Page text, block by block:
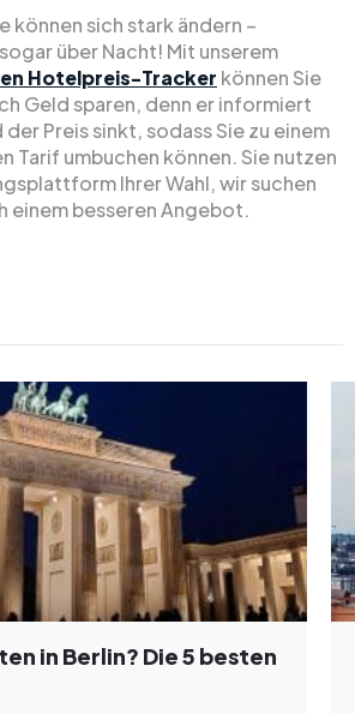
können sich stark ändern –
über Nacht! Mit unserem
Hotelpreis-Tracker können Sie
Geld sparen, denn er informiert
der Preis sinkt, sodass Sie zu einem
Tarif umbuchen können. Sie nutzen
Ihrer Wahl, wir suchen
einem besseren Angebot.
in Berlin? Die 5 besten